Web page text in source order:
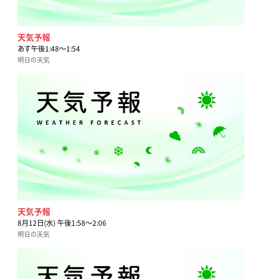
天気予報
あす午後1:48〜1:54
明日の天気
天気予報
8月12日(水) 午後1:58〜2:06
明日の天気